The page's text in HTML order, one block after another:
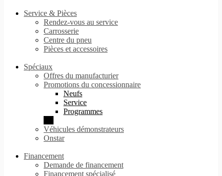
Service & Pièces
Rendez-vous au service
Carrosserie
Centre du pneu
Pièces et accessoires
Spéciaux
Offres du manufacturier
Promotions du concessionnaire
Neufs
Service
Programmes
Véhicules démonstrateurs
Onstar
Financement
Demande de financement
Financement spécialisé